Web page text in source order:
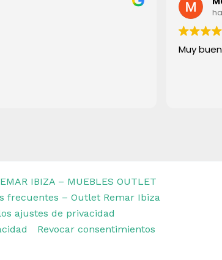
Muy
IBIZA – MUEBLES OUTLET
frecuentes – Outlet Remar Ibiza
ajustes de privacidad
Revocar consentimientos